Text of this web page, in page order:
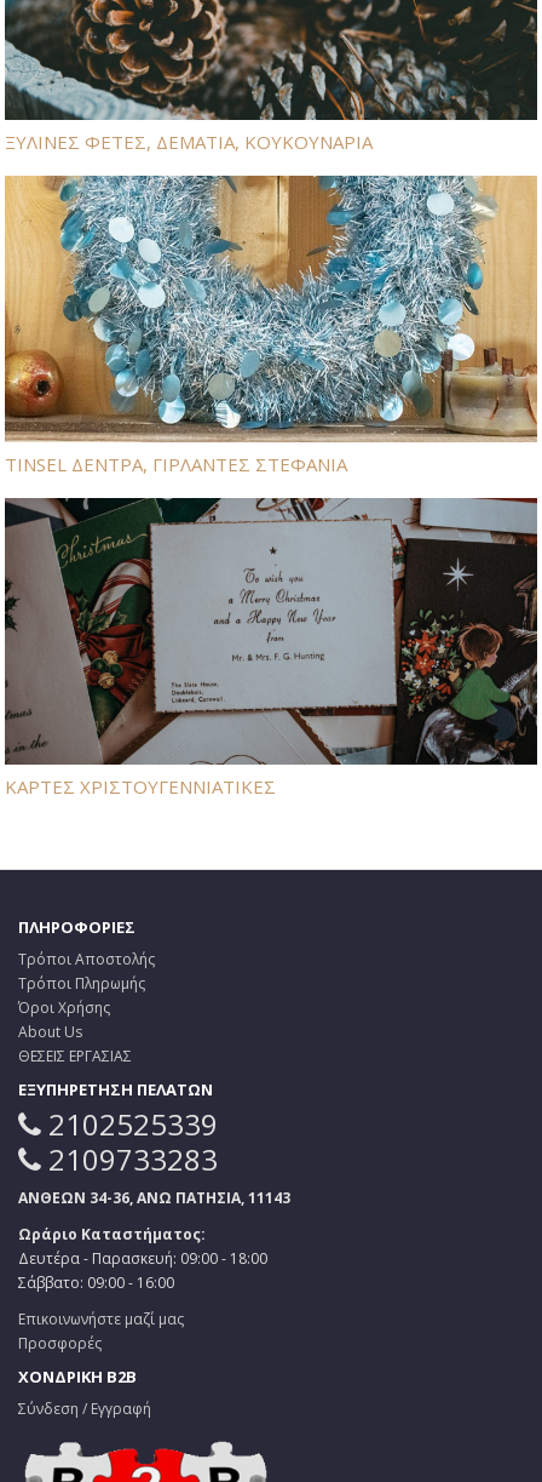
ΞΥΛΙΝΕΣ ΦΕΤΕΣ, ΔΕΜΑΤΙΑ, ΚΟΥΚΟΥΝΑΡΙΑ
TINSEL ΔΕΝΤΡΑ, ΓΙΡΛΑΝΤΕΣ ΣΤΕΦΑΝΙΑ
ΚΑΡΤΕΣ ΧΡΙΣΤΟΥΓΕΝΝΙΑΤΙΚΕΣ
ΠΛΗΡΟΦΟΡΙΕΣ
Τρόποι Αποστολής
Τρόποι Πληρωμής
Όροι Χρήσης
About Us
ΘΕΣΕΙΣ ΕΡΓΑΣΙΑΣ
ΕΞΥΠΗΡΕΤΗΣΗ ΠΕΛΑΤΩΝ
2102525339
2109733283
ΑΝΘΕΩΝ 34-36, ΑΝΩ ΠΑΤΗΣΙΑ, 11143
Ωράριο Καταστήματος:
Δευτέρα - Παρασκευή: 09:00 - 18:00
Σάββατο: 09:00 - 16:00
Επικοινωνήστε μαζί μας
Προσφορές
ΧΟΝΔΡΙΚΗ B2B
Σύνδεση / Εγγραφή